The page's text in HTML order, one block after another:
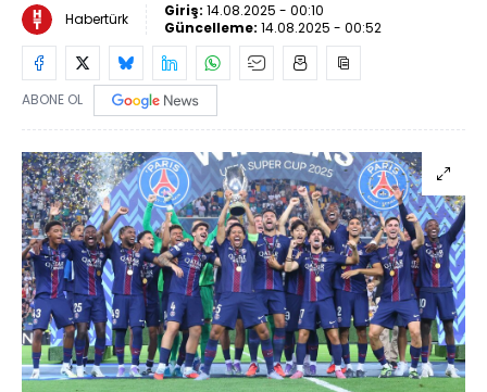
Habertürk Giriş: 14.08.2025 - 00:10
Güncelleme: 14.08.2025 - 00:52
ABONE OL